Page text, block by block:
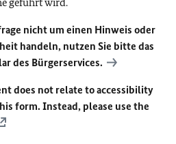
nicht um einen Hinweis oder
handeln, nutzen Sie bitte das
des Bürgerservices.
does not relate to accessibility
form. Instead, please use the